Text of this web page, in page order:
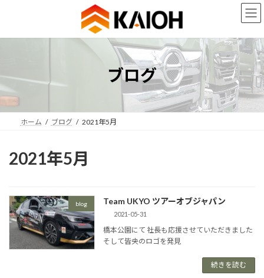
ン
ス
キ
ッ
プ
ー
ン
に
移
動
ブログ
ホーム ブログ 2021年5月
2021年5月
blog Team UKYO ツアーオブジャパン
2021-05-31
橋本公園にて 社長も応援させていただきました
そして皆央のロゴを発見
続きを読む